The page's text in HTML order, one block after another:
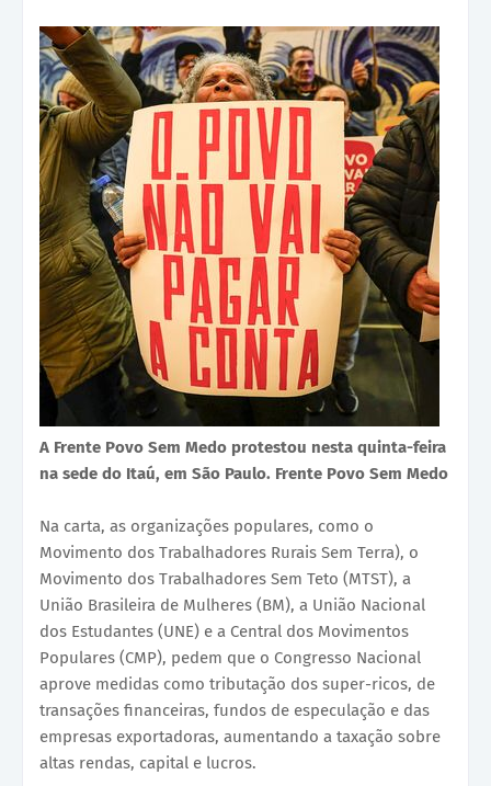
A Frente Povo Sem Medo protestou nesta quinta-feira
na sede do Itaú, em São Paulo. Frente Povo Sem Medo
Na carta, as organizações populares, como o
Movimento dos Trabalhadores Rurais Sem Terra), o
Movimento dos Trabalhadores Sem Teto (MTST), a
União Brasileira de Mulheres (BM), a União Nacional
dos Estudantes (UNE) e a Central dos Movimentos
Populares (CMP), pedem que o Congresso Nacional
aprove medidas como tributação dos super-ricos, de
transações financeiras, fundos de especulação e das
empresas exportadoras, aumentando a taxação sobre
altas rendas, capital e lucros.